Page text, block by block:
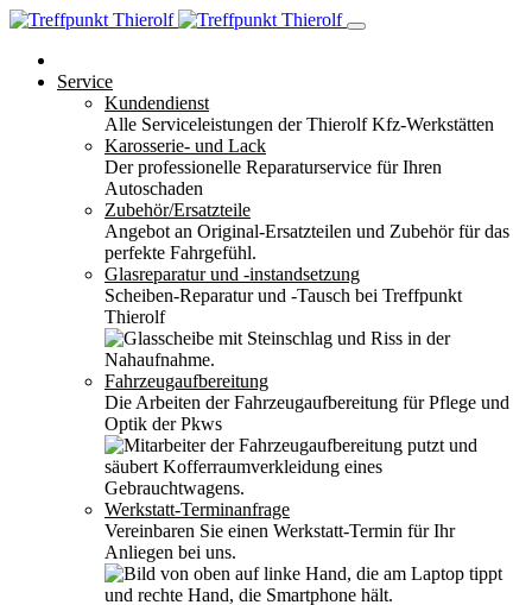
Service
Kundendienst
Alle Serviceleistungen der Thierolf Kfz-Werkstätten
Karosserie- und Lack
Der professionelle Reparaturservice für Ihren
Autoschaden
Zubehör/Ersatzteile
Angebot an Original-Ersatzteilen und Zubehör für das
perfekte Fahrgefühl.
Glasreparatur und -instandsetzung
Scheiben-Reparatur und -Tausch bei Treffpunkt
Thierolf
Fahrzeugaufbereitung
Die Arbeiten der Fahrzeugaufbereitung für Pflege und
Optik der Pkws
Werkstatt-Terminanfrage
Vereinbaren Sie einen Werkstatt-Termin für Ihr
Anliegen bei uns.